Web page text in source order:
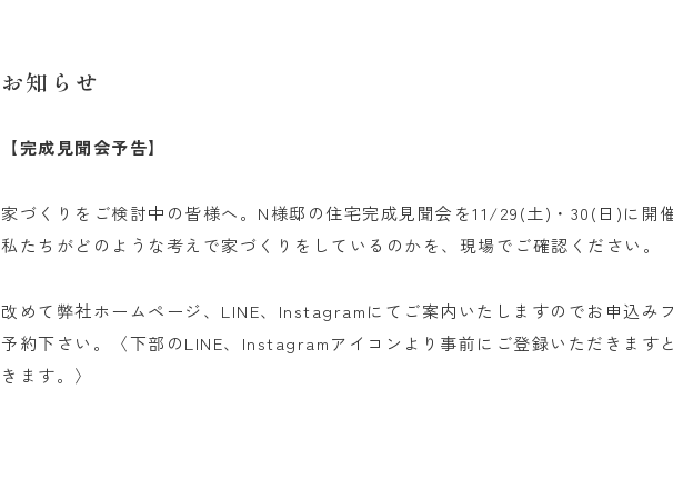
お知らせ
【完成見聞会予告】
家づくりをご検討中の皆様へ。N様邸の住宅完成見聞会を11/29(土)・30(日)に開
私たちがどのような考えで家づくりをしているのかを、現場でご確認ください。
改めて弊社ホームページ、LINE、Instagramにてご案内いたしますのでお申込み
予約下さい。〈下部のLINE、Instagramアイコンより事前にご登録いただきます
きます。〉